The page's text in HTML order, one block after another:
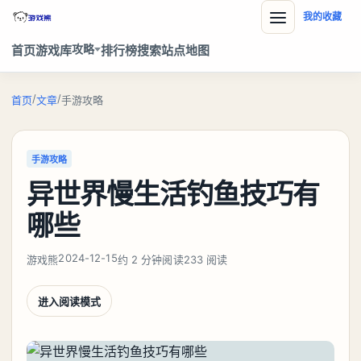
首页游戏库攻略 排行榜搜索站点地图
我的收藏
首页/文章/手游攻略
手游攻略
异世界慢生活钓鱼技巧有
哪些
游戏熊2024-12-15约 2 分钟阅读233 阅读
进入阅读模式